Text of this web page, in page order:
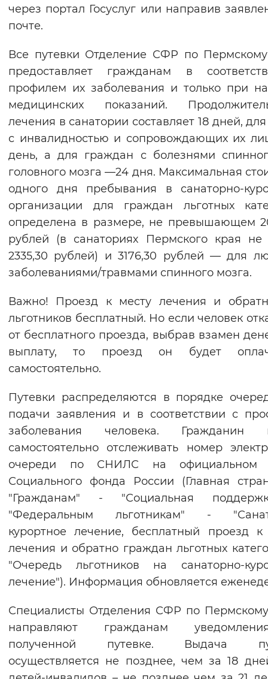
через портал Госуслуг или направив
почте.
Все путевки Отделение СФР по
предоставляет гражданам в
профилем их заболевания и только при
медицинских показаний.
лечения в санатории составляет 18 дней,
с инвалидностью и сопровождающих их
день, а для граждан с болезнями
головного мозга —24 дня. Максимальная
одного дня пребывания в санаторно-
организации для граждан льготных
определена в размере, не превышающем
рублей (в санаториях Пермского края не
2335,30 рублей) и 3176,30 рублей — для
заболеваниями/травмами спинного мозга.
Важно! Проезд к месту лечения и
льготников бесплатный. Но если человек
от бесплатного проезда, выбрав взамен
выплату, то проезд он будет
самостоятельно.
Путевки распределяются в порядке
подачи заявления и в соответствии с
заболевания человека. Гражданин
самостоятельно отслеживать номер
очереди по СНИЛС на
Социального фонда России (Главная
"Гражданам" - "Социальная
"Федеральным льготникам" -
курортное лечение, бесплатный проезд к
лечения и обратно граждан льготных
"Очередь льготников на санаторно-
лечение"). Информация обновляется
Специалисты Отделения СФР по
направляют гражданам
полученной путевке. Выдача
осуществляется не позднее, чем за 18